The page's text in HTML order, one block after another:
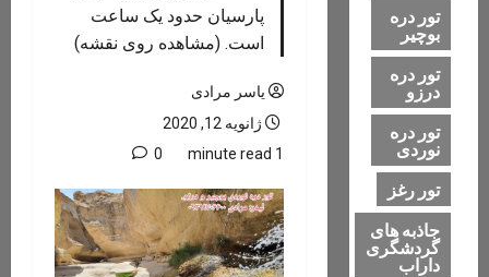
پارسیان حدود یک ساعت
است. (مشاهده روی نقشه)
یاسر مرادی
ژانویه 12, 2020
1 minute read
0
تور دره
بوچیر
تور دره
درزو
تور دره
نوردی
تور رغز
جاذبه های
گردشگری
داراب